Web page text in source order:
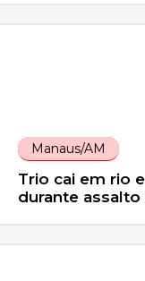
Manaus/AM
Trio cai em rio
durante assalto